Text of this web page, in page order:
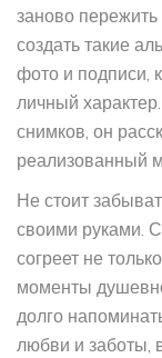
заново
создать такие
фото и подписи,
личный
снимков, он
реализованный
Не стоит
своими руками.
согреет не
моменты
долго
любви и заботы,